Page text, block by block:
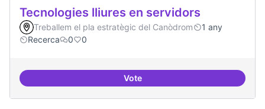
Tecnologies lliures en servidors
Treballem el pla estratègic del Canòdrom
1 any
Recerca
0 0
VoteTecnologies lliures en servidors